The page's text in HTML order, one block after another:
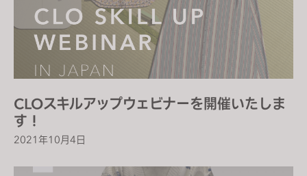
CLOスキルアップウェビナーを開催いたしま
す！
2021年10月4日